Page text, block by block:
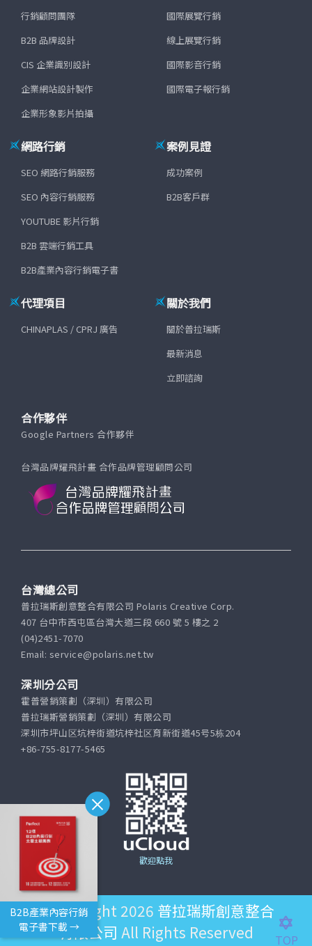
B2B產業內容行銷
電子書下載 →
行銷顧問團隊
B2B 品牌設計
CIS 企業識別設計
企業網站設計製作
企業形象影片拍攝
國際展覽行銷
線上展覽行銷
國際影音行銷
國際電子報行銷
網路行銷
SEO 網路行銷服務
SEO 內容行銷服務
YOUTUBE 影片行銷
B2B 雲端行銷工具
B2B產業內容行銷電子書
案例見證
成功案例
B2B客戶群
代理項目
CHINAPLAS / CPRJ 廣告
關於我們
關於普拉瑞斯
最新消息
立即諮詢
合作夥伴
Google Partners 合作夥伴
台灣品牌耀飛計畫 合作品牌管理顧問公司
台灣總公司
普拉瑞斯創意整合有限公司 Polaris Creative Corp.
407 台中市西屯區台灣大道三段 660 號 5 樓之 2
(04)2451-7070
Email: service@polaris.net.tw
深圳分公司
霍普營銷策劃（深圳）有限公司
普拉瑞斯營銷策劃（深圳）有限公司
深圳市坪山区坑梓街道坑梓社区育新街道45号5栋204
+86-755-8177-5465
歡迎點我
©Copyright 2026 普拉瑞斯創意整合
有限公司 All Rights Reserved TOP